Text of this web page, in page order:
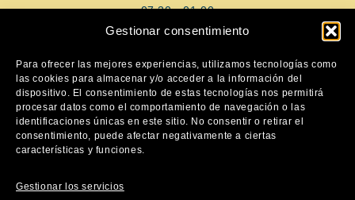
Gestionar consentimiento
Para ofrecer las mejores experiencias, utilizamos tecnologías como
las cookies para almacenar y/o acceder a la información del
dispositivo. El consentimiento de estas tecnologías nos permitirá
procesar datos como el comportamiento de navegación o las
identificaciones únicas en este sitio. No consentir o retirar el
consentimiento, puede afectar negativamente a ciertas
características y funciones.
Gestionar los servicios
07:30 - 01:00
AYUDA
Aviso Legal
Política de privacidad
Política de cookies